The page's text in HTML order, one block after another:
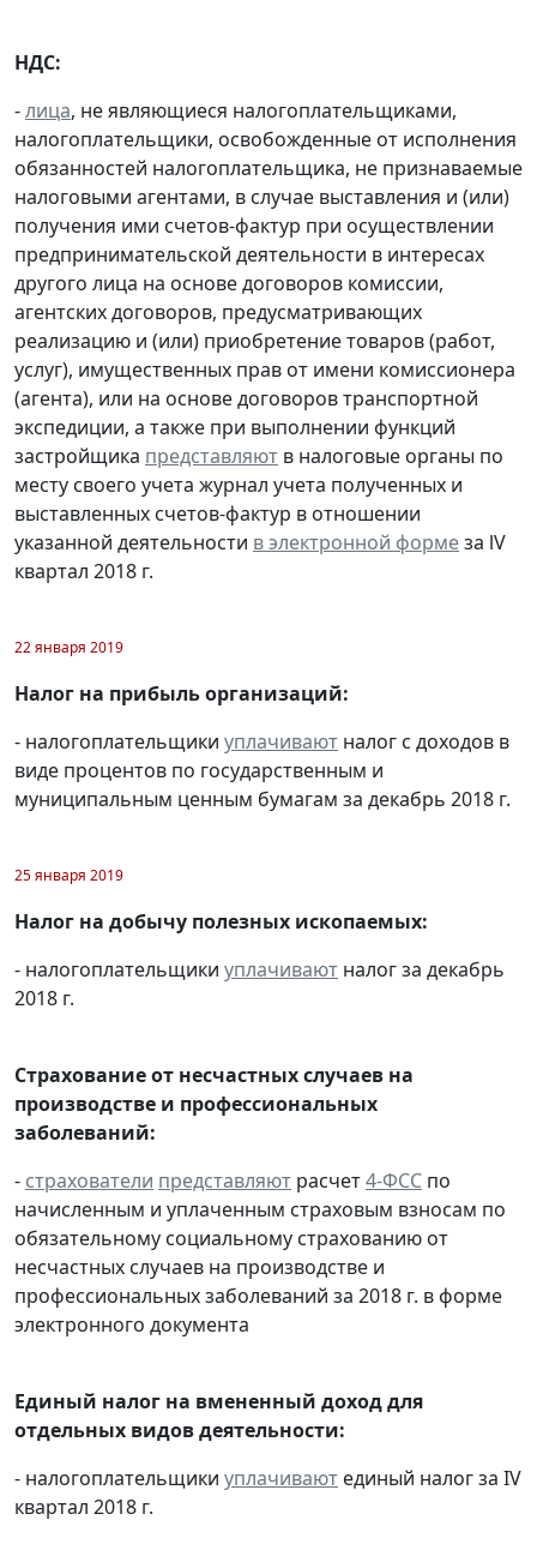
НДС:
-лица, не являющиеся налогоплательщиками,
налогоплательщики, освобожденные от исполнения
обязанностей налогоплательщика, не признаваемые
налоговыми агентами, в случае выставления и (или)
получения ими счетов-фактур при осуществлении
предпринимательской деятельности в интересах
другого лица на основе договоров комиссии,
агентских договоров, предусматривающих
реализацию и (или) приобретение товаров (работ,
услуг), имущественных прав от имени комиссионера
(агента), или на основе договоров транспортной
экспедиции, а также при выполнении функций
застройщика представляют в налоговые органы по
месту своего учета журнал учета полученных и
выставленных счетов-фактур в отношении
указанной деятельности в электронной формеза lV
квартал 2018 г.
22 января 2019
Налог на прибыль организаций:
- налогоплательщики уплачивают налог с доходов в
виде процентов по государственным и
муниципальным ценным бумагам за декабрь 2018 г.
25 января 2019
Налог на добычу полезных ископаемых:
- налогоплательщики уплачивают налог за декабрь
2018 г.
Страхование от несчастных случаев на
производстве и профессиональных
заболеваний:
- страхователи представляют расчет4-ФСС по
начисленным и уплаченным страховым взносам по
обязательному социальному страхованию от
несчастных случаев на производстве и
профессиональных заболеваний за 2018 г. в форме
электронного документа
Единый налог на вмененный доход для
отдельных видов деятельности:
- налогоплательщики уплачивают единый налог за IV
квартал 2018 г.